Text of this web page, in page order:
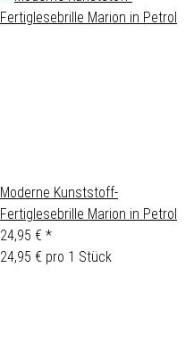
Moderne Kunststoff-
Fertiglesebrille Marion in Petrol
24,95 € *
24,95 € pro 1 Stück